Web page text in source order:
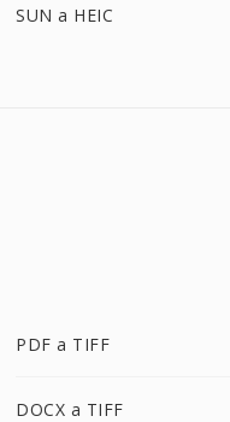
SUN a HEIC
PDF a TIFF
DOCX a TIFF